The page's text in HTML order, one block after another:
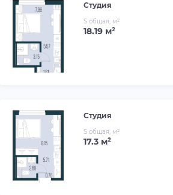
Студия
S общая, м²
18.19 м²
Студия
S общая, м²
17.3 м²